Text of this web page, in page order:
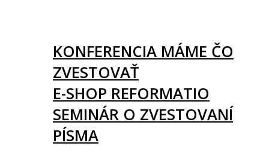
KONFERENCIA MÁME ČO
ZVESTOVAŤ
E-SHOP REFORMATIO
SEMINÁR O ZVESTOVANÍ
PÍSMA